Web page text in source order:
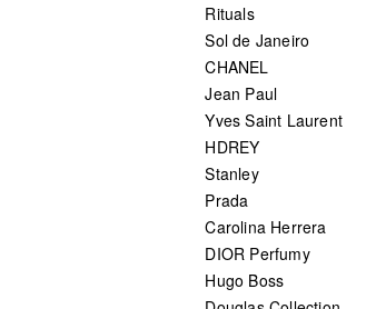
Rituals
Sol de Janeiro
CHANEL
Jean Paul
Yves Saint Laurent
HDREY
Stanley
Prada
Carolina Herrera
DIOR Perfumy
Hugo Boss